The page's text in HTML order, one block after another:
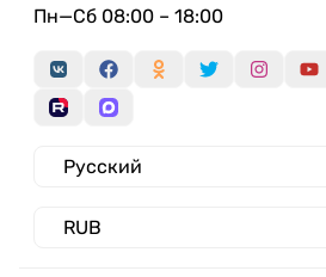
Пн—Сб 08:00 – 18:00